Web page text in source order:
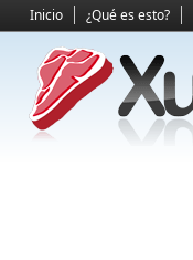
Inicio ¿Qué es esto?